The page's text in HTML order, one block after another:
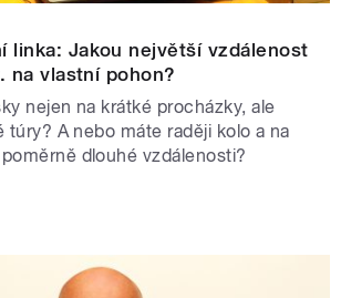
linka: Jakou největší vzdálenost
na vlastní pohon?
nejen na krátké procházky, ale
túry? A nebo máte raději kolo a na
dlouhé vzdálenosti?